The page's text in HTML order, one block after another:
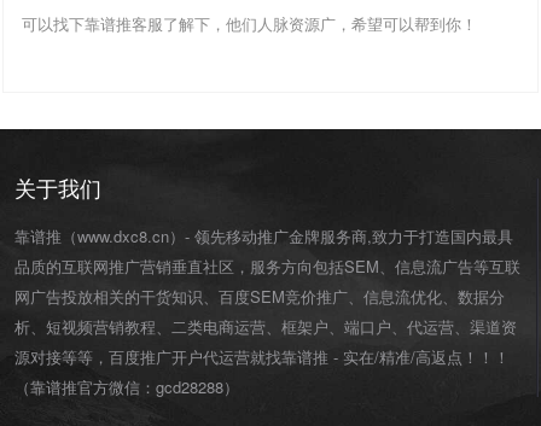
可以找下靠谱推客服了解下，他们人脉资源广，希望可以帮到你！
关于我们
靠谱推（www.dxc8.cn）- 领先移动推广金牌服务商,致力于打造国内最具
品质的互联网推广营销垂直社区，服务方向包括SEM、信息流广告等互联
网广告投放相关的干货知识、百度SEM竞价推广、信息流优化、数据分
析、短视频营销教程、二类电商运营、 框架户、 端口户、 代运营、渠道资
源对接等等，百度推广开户代运营就找靠谱推 - 实在/精准/高返点！！！
（靠谱推官方微信： gcd28288）